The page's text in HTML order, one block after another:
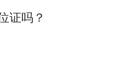
证吗？